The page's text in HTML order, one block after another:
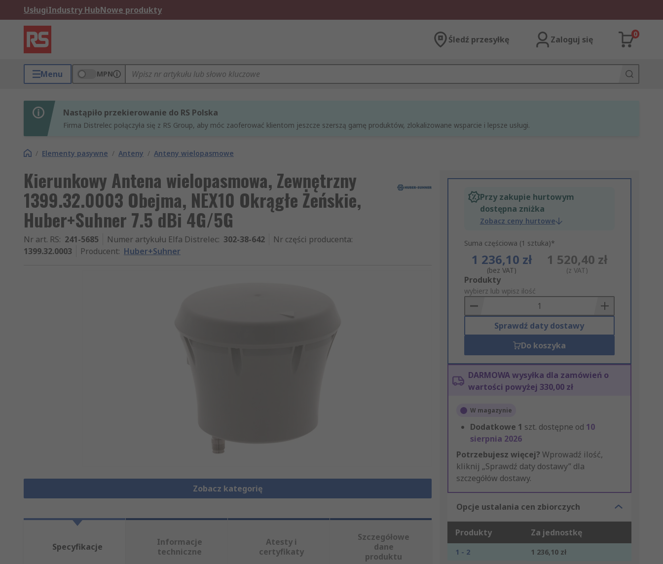
UsługiIndustry HubNowe produkty
Śledź przesyłkę Zaloguj się
0
Menu MPN
Nastąpiło przekierowanie do RS Polska
Firma Distrelec połączyła się z RS Group, aby móc zaoferować klientom jeszcze szerszą gamę produktów, zlokalizowane wsparcie i lepsze usługi.
/ Elementy pasywne / Anteny / Anteny wielopasmowe
Kierunkowy Antena wielopasmowa, Zewnętrzny
1399.32.0003 Obejma, NEX10 Okrągłe Żeńskie,
Huber+Suhner 7.5 dBi 4G/5G
Nr art. RS: 241-5685 Numer artykułu Elfa Distrelec: 302-38-642 Nr części producenta:
1399.32.0003
Producent: Huber+Suhner
Zobacz kategorię
Przy zakupie hurtowym
dostępna zniżka
Zobacz ceny hurtowe
Suma częściowa (1 sztuka)*
1 236,10 zł
(bez VAT)
1 520,40 zł
(z VAT)
Add
to
Basket
Produkty
wybierz lub wpisz ilość
Sprawdź daty dostawy
Do koszyka
DARMOWA wysyłka dla zamówień o
wartości powyżej 330,00 zł
W magazynie
Dodatkowe 1 szt. dostępne od 10
sierpnia 2026
Potrzebujesz więcej? Wprowadź ilość,
kliknij „Sprawdź daty dostawy” dla
szczegółów dostawy.
Opcje ustalania cen zbiorczych
Produkty Za jednostkę
1 - 2
1 236,10 zł
Specyfikacje
Informacje
techniczne
Atesty i
certyfikaty
Szczegółowe
dane
produktu